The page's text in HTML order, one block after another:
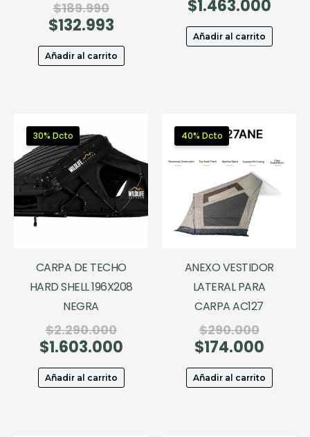
$189.990El
precio
era:
$189.990.
$132.993El
actual
es:
Añadir al carrito
precio
era:
$1.463.000El
es:
Añadir al carrito
30% Dcto
CARPA DE TECHO
HARD SHELL 196X208
NEGRA
$2.290.000El
precio
era:
$2.290.000.
$1.603.000El
es:
Añadir al carrito
40% Dcto
ANEXO VESTIDOR
LATERAL PARA
CARPA AC127
$290.000El
precio
era:
$174.000El
actual
es:
Añadir al carrito